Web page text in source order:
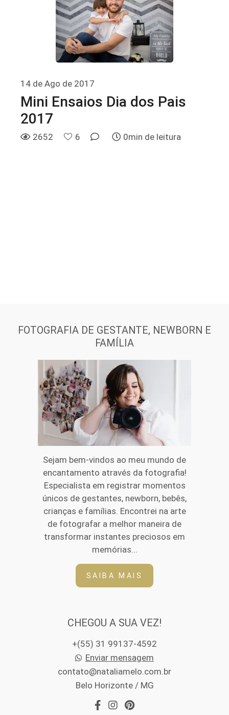
14 de Ago de 2017
Mini Ensaios Dia dos Pais
2017
2652 6 0min de leitura
FOTOGRAFIA DE GESTANTE, NEWBORN E
FAMÍLIA
Sejam bem-vindos ao meu mundo de
encantamento através da fotografia!
Especialista em registrar momentos
únicos de gestantes, newborn, bebês,
crianças e famílias. Encontrei na arte
de fotografar a melhor maneira de
transformar instantes preciosos em
memórias...
SAIBA MAIS
CHEGOU A SUA VEZ!
+(55) 31 99137-4592
Enviar mensagem
contato@nataliamelo.com.br
Belo Horizonte / MG